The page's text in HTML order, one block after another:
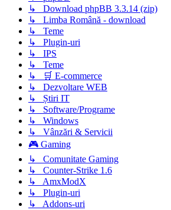
↳ Download phpBB 3.3.14 (zip)
↳ Limba Română - download
↳ Teme
↳ Plugin-uri
↳ IPS
↳ Teme
↳ 🛒 E-commerce
↳ Dezvoltare WEB
↳ Știri IT
↳ Software/Programe
↳ Windows
↳ Vânzări & Servicii
🎮 Gaming
↳ Comunitate Gaming
↳ Counter-Strike 1.6
↳ AmxModX
↳ Plugin-uri
↳ Addons-uri